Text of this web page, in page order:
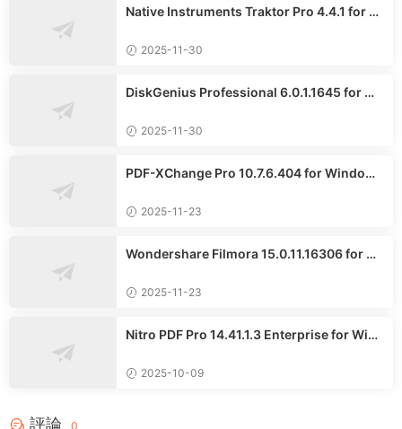
Native Instruments Traktor Pro 4.4.1 for W
2025-11-30
DiskGenius Professional 6.0.1.1645 for Wi
2025-11-30
PDF-XChange Pro 10.7.6.404 for Windows
2025-11-23
Wondershare Filmora 15.0.11.16306 for Wi
2025-11-23
Nitro PDF Pro 14.41.1.3 Enterprise for Wind
2025-10-09
評論 0